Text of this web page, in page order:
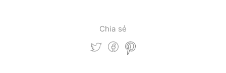
Chia sẻ